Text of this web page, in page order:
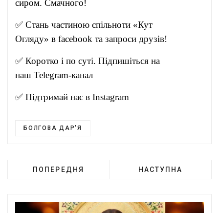
сиром. Смачного!
✅ Стань частиною спільноти «Кут
Огляду» в facebook та запроси друзів!
✅ Коротко і по суті. Підпишіться на
наш Telegram-канал
✅ Підтримай нас в Instagram
БОЛГОВА ДАР'Я
ПОПЕРЕДНЯ НАСТУПНА